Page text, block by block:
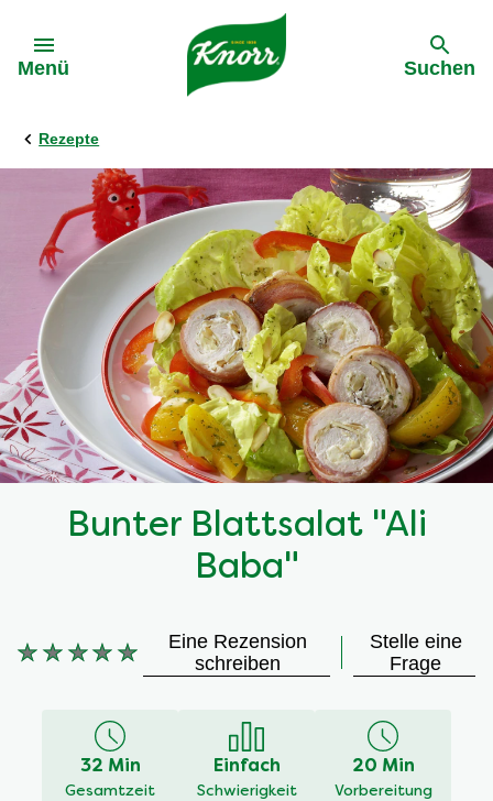
Menü Suchen
Rezepte
Bunter Blattsalat "Ali
Baba"
Keine
abgegeben
Eine Rezension
schreiben
Stelle eine
Frage
32 Min
Gesamtzeit
Einfach
Schwierigkeit
20 Min
Vorbereitung